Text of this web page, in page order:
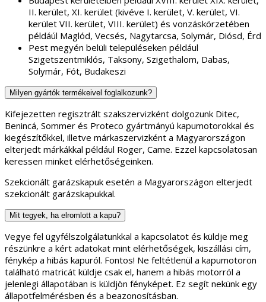
II. kerület, XI. kerület (kivéve I. kerület, V. kerület, VI.
kerület VII. kerület, VIII. kerület) és vonzáskörzetében
példáúl Maglód, Vecsés, Nagytarcsa, Solymár, Diósd, Érd
Pest megyén belüli településeken például
Szigetszentmiklós, Taksony, Szigethalom, Dabas,
Solymár, Fót, Budakeszi
Milyen gyártók termékeivel foglalkozunk?
Kifejezetten regisztrált szakszervizként dolgozunk Ditec,
Benincá, Sommer és Proteco gyártmányú kapumotorokkal és
kiegészítőkkel, illetve márkaszervizként a Magyarországon
elterjedt márkákkal például Roger, Came. Ezzel kapcsolatosan
keressen minket elérhetőségeinken.
Szekcionált garázskapuk esetén a Magyarországon elterjedt
szekcionált garázskapukkal.
Mit tegyek, ha elromlott a kapu?
Vegye fel ügyfélszolgálatunkkal a kapcsolatot és küldje meg
részünkre a kért adatokat mint elérhetőségek, kiszállási cím,
fénykép a hibás kapuról. Fontos! Ne feltétlenül a kapumotoron
található matricát küldje csak el, hanem a hibás motorról a
jelenlegi állapotában is küldjön fényképet. Ez segít nekünk egy
állapotfelmérésben és a beazonosításban.